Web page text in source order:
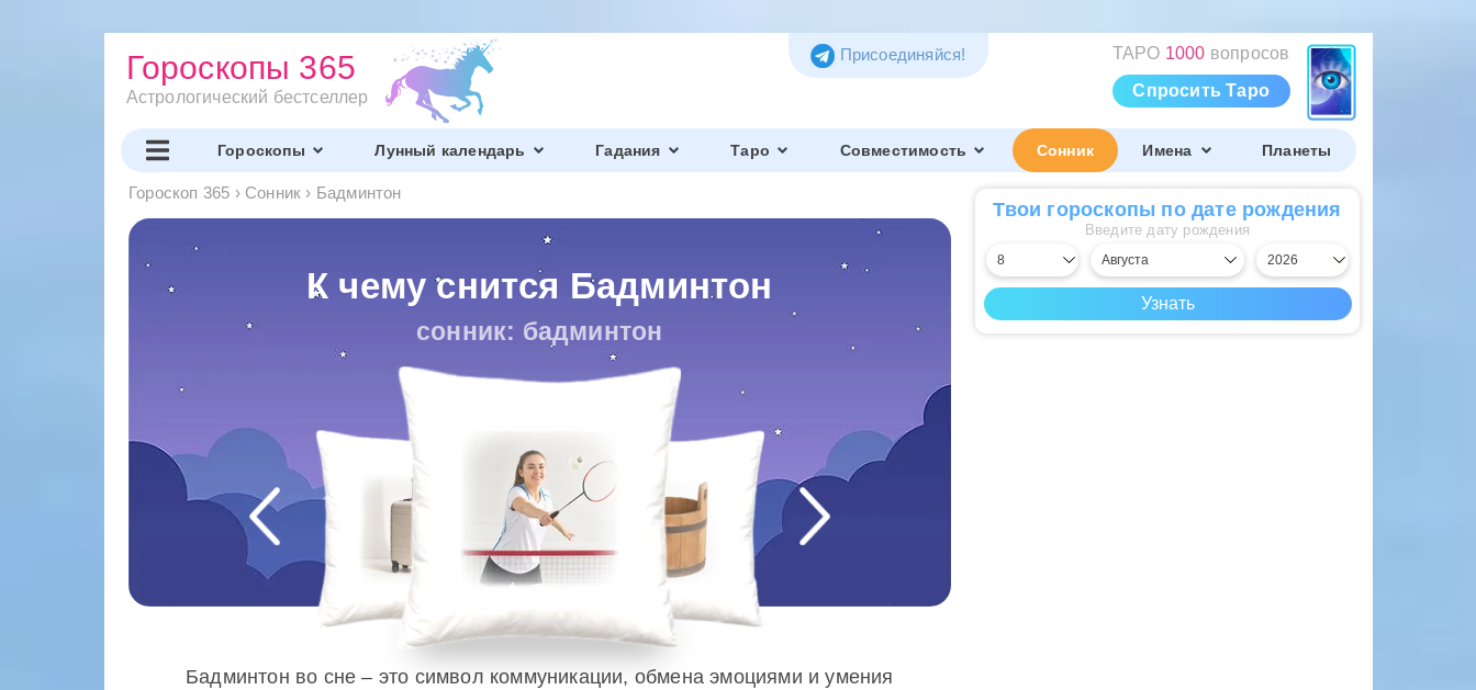
Гороскопы 365
Астрологический бестселлер
ТАРО 1000 вопросов
Спросить Таро
Присоединяйся!
Гороскопы Лунный календарь Гадания Таро Совместимость Сонник Имена Планеты
Гороскоп 365 › Сонник › Бадминтон
К чему снится Бадминтон
сонник: бадминтон
Бадминтон во сне – это символ коммуникации, обмена эмоциями и умения
Твои гороскопы по дате рождения
Введите дату рождения